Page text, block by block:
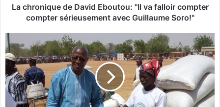
e
D
a
v
i
d
La chronique de David Eboutou: "Il va falloir compter
compter sérieusement avec Guillaume Soro!"
J
o
u
n
é